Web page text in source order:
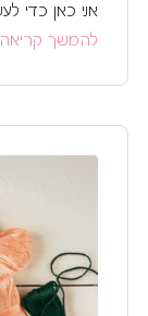
אני כאן כדי
להמשך קריאה